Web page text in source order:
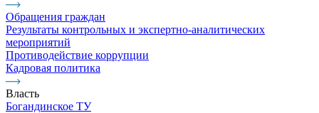
Обращения граждан
Результаты контрольных и экспертно-аналитических
мероприятий
Противодействие коррупции
Кадровая политика
Власть
Богандинское ТУ